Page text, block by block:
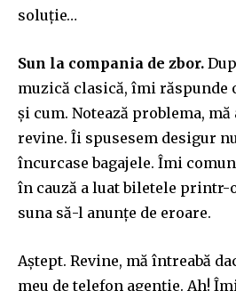
soluție…
Sun la compania de zbor.
muzică clasică, îmi răspunde
și cum. Notează problema,
revine. Îi spusesem desigur
încurcase bagajele. Îmi
în cauză a luat biletele printr-
suna să-l anunțe de eroare.
Aștept. Revine, mă întreabă
meu de telefon agenție. Ah!